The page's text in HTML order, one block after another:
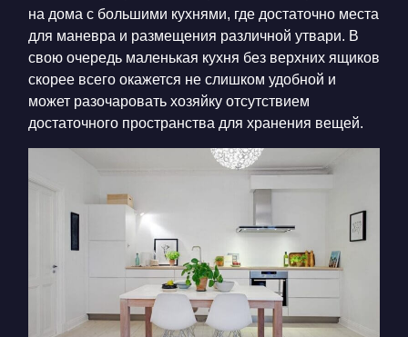
на дома с большими кухнями, где достаточно места
для маневра и размещения различной утвари. В
свою очередь маленькая кухня без верхних ящиков
скорее всего окажется не слишком удобной и
может разочаровать хозяйку отсутствием
достаточного пространства для хранения вещей.